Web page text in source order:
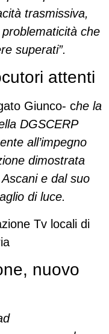
trasmissiva,
che
superati”.
attenti
Giunco- che la
DGSCERP
all’impegno
dimostrata
e dal suo
di luce.
nuovo